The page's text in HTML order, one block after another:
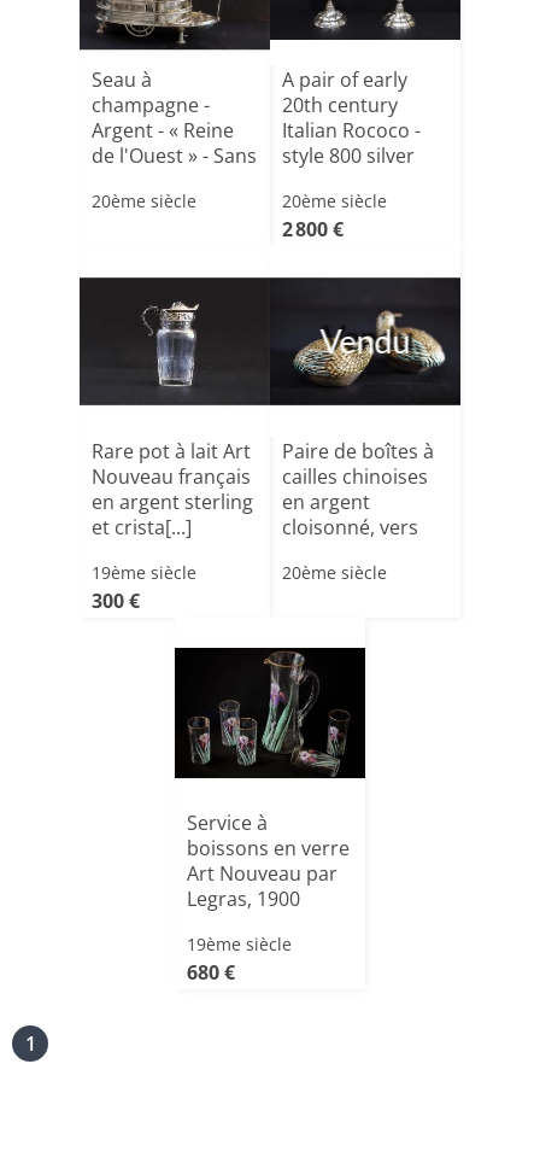
Seau à
champagne -
Argent - « Reine
de l'Ouest » - Sans
20ème siècle
A pair of early
20th century
Italian Rococo -
style 800 silver
20ème siècle
2 800 €
Rare pot à lait Art
Nouveau français
en argent sterling
et crista[...]
19ème siècle
300 €
Vendu
Paire de boîtes à
cailles chinoises
en argent
cloisonné, vers
20ème siècle
Service à
boissons en verre
Art Nouveau par
Legras, 1900
19ème siècle
680 €
1